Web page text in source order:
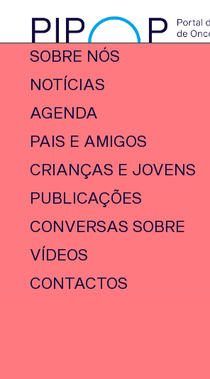
SOBRE NÓS
NOTÍCIAS
AGENDA
PAIS E AMIGOS
CRIANÇAS E JOVENS
PUBLICAÇÕES
CONVERSAS SOBRE
VÍDEOS
CONTACTOS